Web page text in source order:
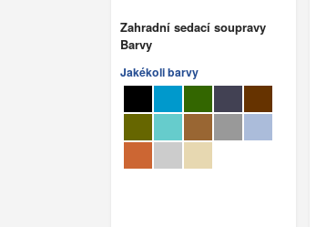
Zahradní sedací soupravy
Barvy
Jakékoli barvy